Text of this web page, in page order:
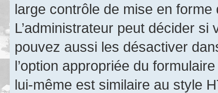
large contrôle de mise en forme
L’administrateur peut décider
pouvez aussi les désactiver
l’option appropriée du
lui-même est similaire au style